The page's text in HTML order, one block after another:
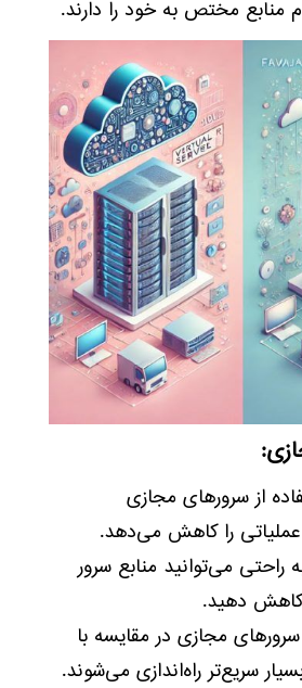
منابع مختص به خود را دارند.
از سرورهای مجازی
عملیاتی را کاهش می‌دهد.
راحتی می‌توانید منابع سرور
کاهش دهید.
سرورهای مجازی در مقایسه با
سریع‌تر راه‌اندازی می‌شوند.